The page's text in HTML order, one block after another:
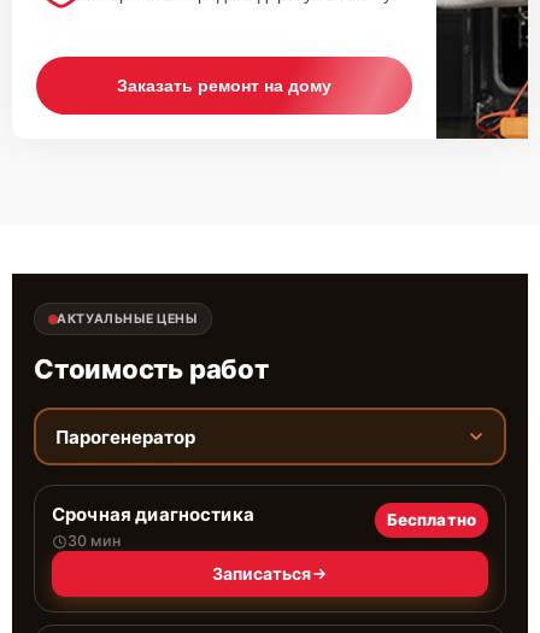
Заказать ремонт на дому
АКТУАЛЬНЫЕ ЦЕНЫ
Стоимость работ
Парогенератор
Срочная диагностика
30 мин
Бесплатно
Записаться